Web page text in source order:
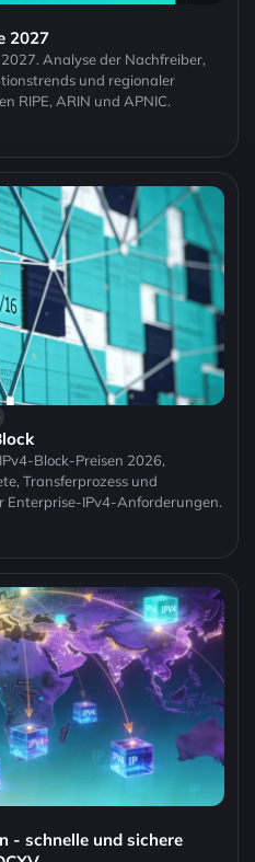
2027
Analyse der Nachfreiber,
und regionaler
RIPE, ARIN und APNIC.
Block-Preisen 2026,
Transferprozess und
Enterprise-IPv4-Anforderungen.
- schnelle und sichere